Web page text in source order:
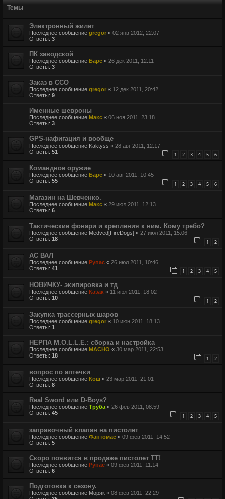
Темы
Электронный жилет
Последнее сообщение gregor « 02 янв 2012, 22:07
Ответы: 3
ПК заводской
Последнее сообщение Барс « 26 дек 2011, 12:11
Ответы: 3
Заказ в ССО
Последнее сообщение gregor « 12 дек 2011, 20:42
Ответы: 9
Именные шевроны
Последнее сообщение Макс « 06 ноя 2011, 23:18
Ответы: 3
GPS-нафигация и вообще
Последнее сообщение Kaktyss « 28 авг 2011, 12:17
Ответы: 51 1 2 3 4 5 6
Командное оружие
Последнее сообщение Барс « 10 авг 2011, 10:45
Ответы: 55 1 2 3 4 5 6
Магазин на Шевченко.
Последнее сообщение Макс « 29 июл 2011, 12:13
Ответы: 6
Тактические фонари и крепления к ним. Кому требо?
Последнее сообщение Medved[FireDogs] « 27 июл 2011, 15:06
Ответы: 18 1 2
АС ВАЛ
Последнее сообщение Рупас « 26 июл 2011, 10:46
Ответы: 41 1 2 3 4 5
НОВИЧКУ- экипировка и тд
Последнее сообщение Казак « 11 июл 2011, 18:02
Ответы: 10 1 2
Закупка трассерных шаров
Последнее сообщение gregor « 10 июн 2011, 18:13
Ответы: 1
НЕРПА M.O.L.L.E.: сборка и настройка
Последнее сообщение MACHO « 30 мар 2011, 22:53
Ответы: 18 1 2
вопрос по аптечки
Последнее сообщение Кош « 23 мар 2011, 21:01
Ответы: 8
Real Sword или D-Boys?
Последнее сообщение Труба« 26 фев 2011, 08:59
Ответы: 45 1 2 3 4 5
заправочный клапан на пистолет
Последнее сообщение Фантомас « 09 фев 2011, 14:52
Ответы: 5
Скоро появится в продаже пистолет ТТ!
Последнее сообщение Рупас « 09 фев 2011, 11:14
Ответы: 6
Подготовка к сезону.
Последнее сообщение Моряк « 08 фев 2011, 22:29